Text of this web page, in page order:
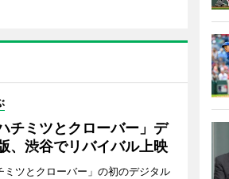
チミツとクローバー」デ
、渋谷でリバイバル上映
ミツとクローバー」の初のデジタル